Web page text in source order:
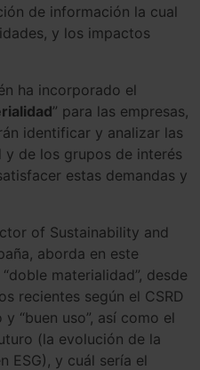
de información la cual
y los impactos
ha incorporado el
” para las empresas,
identificar y analizar las
de los grupos de interés
estas demandas y
of Sustainability and
aborda en este
materialidad”, desde
recientes según el CSRD
“buen uso”, así como el
(la evolución de la
ESG), y cuál sería el